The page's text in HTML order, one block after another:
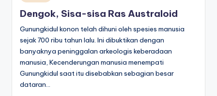
in
Dengok, Sisa-sisa Ras Australoid
Gunungkidul konon telah dihuni oleh spesies manusia
sejak 700 ribu tahun lalu. Ini dibuktikan dengan
banyaknya peninggalan arkeologis keberadaan
manusia, Kecenderungan manusia menempati
Gunungkidul saat itu disebabkan sebagian besar
dataran…